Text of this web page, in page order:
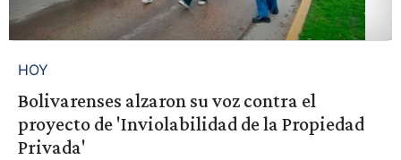
HOY
Bolivarenses alzaron su voz contra el
proyecto de 'Inviolabilidad de la Propiedad
Privada'